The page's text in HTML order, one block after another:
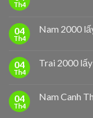
Th4
04
Th4
Nam 2000
04
Th4
Trai 2000
04
Th4
Nam Canh